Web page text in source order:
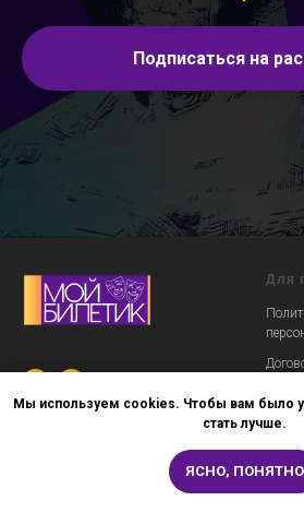
Подписаться на
Мы используем cookies. Чтобы вам было
стать лучше.
ЯСНО, ПОНЯТНО
Для